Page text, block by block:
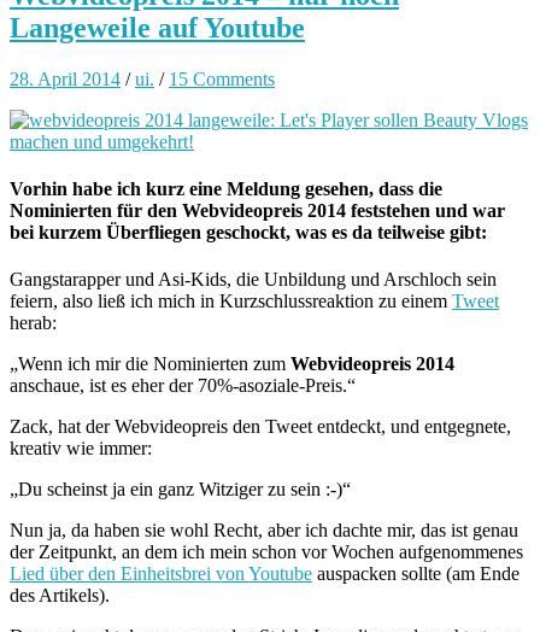
Langeweile auf Youtube
28. April 2014 /ui. / 15 Comments
Vorhin habe ich kurz eine Meldung gesehen, dass die
Nominierten für den Webvideopreis 2014 feststehen und war
bei kurzem Überfliegen geschockt, was es da teilweise gibt:
Gangstarapper und Asi-Kids, die Unbildung und Arschloch sein
feiern, also ließ ich mich in Kurzschlussreaktion zu einem Tweet
herab:
„Wenn ich mir die Nominierten zum Webvideopreis 2014
anschaue, ist es eher der 70%-asoziale-Preis.“
Zack, hat der Webvideopreis den Tweet entdeckt, und entgegnete,
kreativ wie immer:
„Du scheinst ja ein ganz Witziger zu sein :-)“
Nun ja, da haben sie wohl Recht, aber ich dachte mir, das ist genau
der Zeitpunkt, an dem ich mein schon vor Wochen aufgenommenes
Lied über den Einheitsbrei von Youtube auspacken sollte (am Ende
des Artikels).